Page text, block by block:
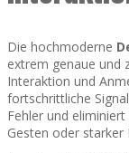
Die hochmoderne
extrem genaue und
Interaktion und
fortschrittliche
Fehler und
Gesten oder starker